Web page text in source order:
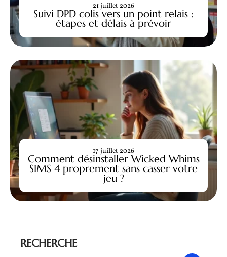
Suivi DPD colis vers un point relais :
étapes et délais à prévoir
21 juillet 2026
Comment désinstaller Wicked Whims
SIMS 4 proprement sans casser votre
jeu ?
17 juillet 2026
RECHERCHE